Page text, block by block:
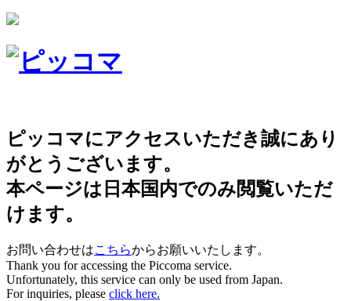
ピッコマにアクセスいただき誠にあり
がとうございます。
本ページは日本国内でのみ閲覧いただ
けます。
お問い合わせはこちらからお願いいたします。
Thank you for accessing the Piccoma service.
Unfortunately, this service can only be used from Japan.
For inquiries, please click here.